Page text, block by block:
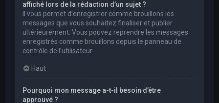
affiché lors de la rédaction d’un sujet ?
Il vous permet d’enregistrer comme brouillons les
messages que vous souhaitez finaliser et publier
ultérieurement. Vous pouvez reprendre les messages
enregistrés comme brouillons depuis le panneau de
contrôle de l’utilisateur.
Haut
Pourquoi mon message a-t-il besoin d’être
approuvé ?